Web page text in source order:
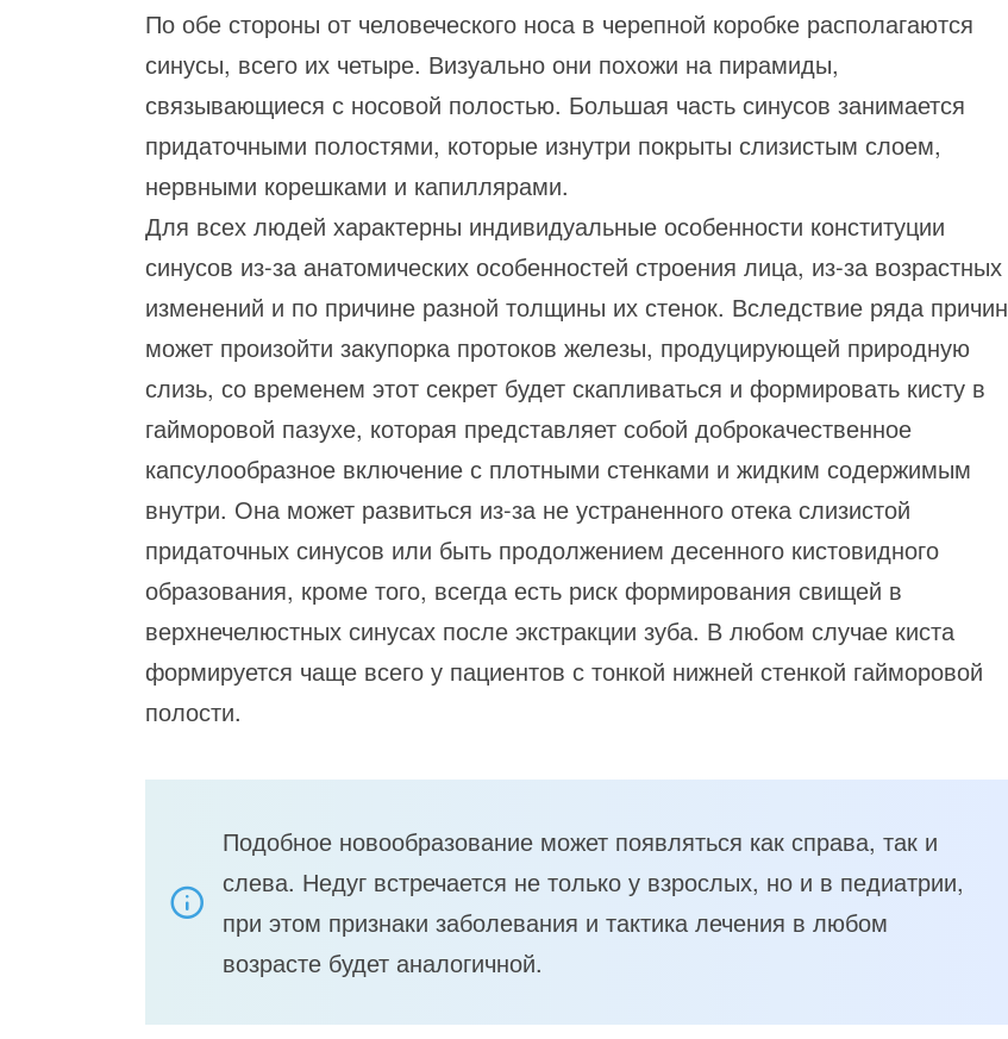
По обе стороны от человеческого носа в черепной коробке располагаются
синусы, всего их четыре. Визуально они похожи на пирамиды,
связывающиеся с носовой полостью. Большая часть синусов занимается
придаточными полостями, которые изнутри покрыты слизистым слоем,
нервными корешками и капиллярами.
Для всех людей характерны индивидуальные особенности конституции
синусов из-за анатомических особенностей строения лица, из-за возрастных
изменений и по причине разной толщины их стенок. Вследствие ряда причин
может произойти закупорка протоков железы, продуцирующей природную
слизь, со временем этот секрет будет скапливаться и формировать кисту в
гайморовой пазухе, которая представляет собой доброкачественное
капсулообразное включение с плотными стенками и жидким содержимым
внутри. Она может развиться из-за не устраненного отека слизистой
придаточных синусов или быть продолжением десенного кистовидного
образования, кроме того, всегда есть риск формирования свищей в
верхнечелюстных синусах после экстракции зуба. В любом случае киста
формируется чаще всего у пациентов с тонкой нижней стенкой гайморовой
полости.
Подобное новообразование может появляться как справа, так и
слева. Недуг встречается не только у взрослых, но и в педиатрии,
при этом признаки заболевания и тактика лечения в любом
возрасте будет аналогичной.